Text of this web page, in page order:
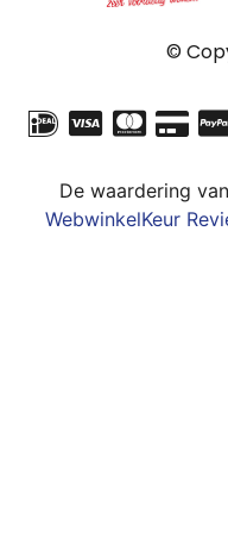
©
De waardering
WebwinkelKeur